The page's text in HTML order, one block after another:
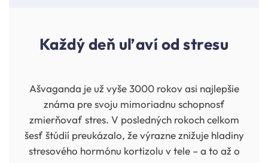
Každý deň uľaví od stresu
Ašvaganda je už vyše 3000 rokov asi najlepšie
známa pre svoju mimoriadnu schopnosť
zmierňovať stres. V posledných rokoch celkom
šesť štúdií preukázalo, že výrazne znižuje hladiny
stresového hormónu kortizolu v tele – a to až o